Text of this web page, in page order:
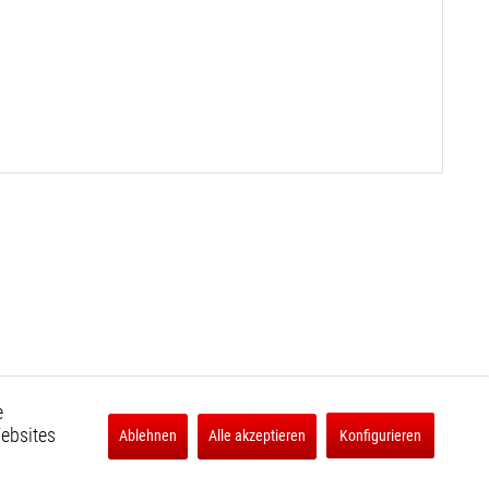
Ablehnen Alle akzeptieren Konfigurieren